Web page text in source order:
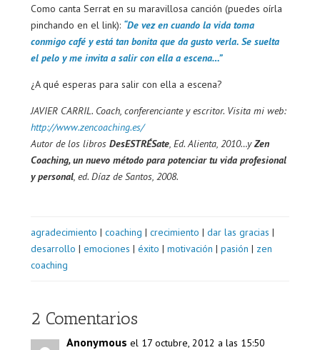
Como canta Serrat en su maravillosa canción (puedes oírla
pinchando en el link): “De vez en cuando la vida toma
conmigo café y está tan bonita que da gusto verla. Se suelta
el pelo y me invita a salir con ella a escena…”
¿A qué esperas para salir con ella a escena?
JAVIER CARRIL. Coach, conferenciante y escritor. Visita mi web:
http://www.zencoaching.es/
Autor de los libros DesESTRÉSate, Ed. Alienta, 2010…yZen
Coaching, un nuevo método para potenciar tu vida profesional
y personal, ed. Díaz de Santos, 2008.
agradecimiento | coaching | crecimiento | dar las gracias |
desarrollo | emociones | éxito | motivación | pasión | zen
coaching
2 Comentarios
Anonymous el 17 octubre, 2012 a las 15:50